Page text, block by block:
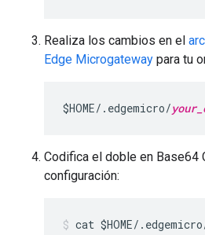
Realiza los cambios en el
Edge Microgateway para tu
$HOME/.edgemicro/
Codifica el doble en Base64
configuración:
cat $HOME/